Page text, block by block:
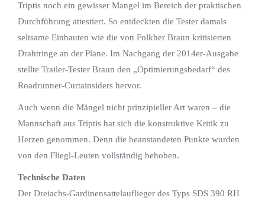
Triptis noch ein gewisser Mangel im Bereich der praktischen
Durchführung attestiert. So entdeckten die Tester damals
seltsame Einbauten wie die von Folkher Braun kritisierten
Drahtringe an der Plane. Im Nachgang der 2014er-Ausgabe
stellte Trailer-Tester Braun den „Optimierungsbedarf“ des
Roadrunner-Curtainsiders hervor.
Auch wenn die Mängel nicht prinzipieller Art waren – die
Mannschaft aus Triptis hat sich die konstruktive Kritik zu
Herzen genommen. Denn die beanstandeten Punkte wurden
von den Fliegl-Leuten vollständig behoben.
Technische Daten
Der Dreiachs-Gardinensattelauflieger des Typs SDS 390 RH